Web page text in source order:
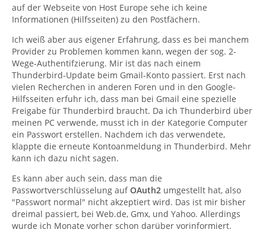
auf der Webseite von Host Europe sehe ich keine
Informationen (Hilfsseiten) zu den Postfächern.
Ich weiß aber aus eigener Erfahrung, dass es bei manchem
Provider zu Problemen kommen kann, wegen der sog. 2-
Wege-Authentifzierung. Mir ist das nach einem
Thunderbird-Update beim Gmail-Konto passiert. Erst nach
vielen Recherchen in anderen Foren und in den Google-
Hilfsseiten erfuhr ich, dass man bei Gmail eine spezielle
Freigabe für Thunderbird braucht. Da ich Thunderbird über
meinen PC verwende, musst ich in der Kategorie Computer
ein Passwort erstellen. Nachdem ich das verwendete,
klappte die erneute Kontoanmeldung in Thunderbird. Mehr
kann ich dazu nicht sagen.
Es kann aber auch sein, dass man die
Passwortverschlüsselung aufOAuth2 umgestellt hat, also
"Passwort normal" nicht akzeptiert wird. Das ist mir bisher
dreimal passiert, bei Web.de, Gmx, und Yahoo. Allerdings
wurde ich Monate vorher schon darüber vorinformiert.